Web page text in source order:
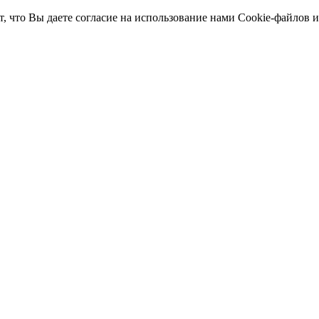
что Вы даете согласие на использование нами Cookie-